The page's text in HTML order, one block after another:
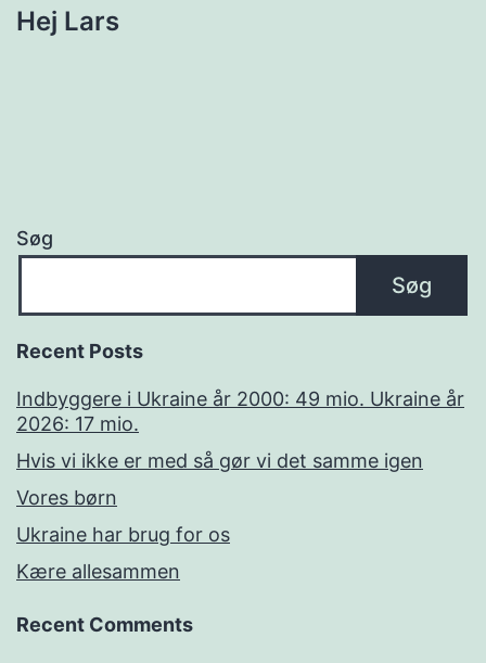
Hej Lars
Søg
Søg
Recent Posts
Indbyggere i Ukraine år 2000: 49 mio. Ukraine år
2026: 17 mio.
Hvis vi ikke er med så gør vi det samme igen
Vores børn
Ukraine har brug for os
Kære allesammen
Recent Comments